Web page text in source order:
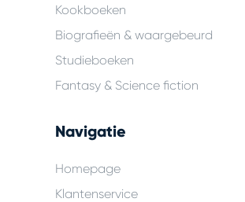
Kookboeken
Biografieën & waargebeurd
Studieboeken
Fantasy & Science fiction
Navigatie
Homepage
Klantenservice